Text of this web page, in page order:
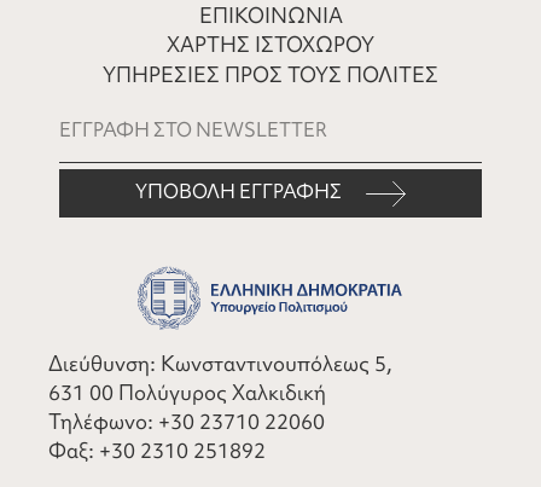
ΕΠΙΚΟΙΝΩΝΙΑ
ΧΑΡΤΗΣ ΙΣΤΟΧΩΡΟΥ
ΥΠΗΡΕΣΙΕΣ ΠΡΟΣ ΤΟΥΣ ΠΟΛΙΤΕΣ
ΥΠΟΒΟΛΗ ΕΓΓΡΑΦΗΣ
Διεύθυνση: Κωνσταντινουπόλεως 5,
631 00 Πολύγυρος Χαλκιδική
Τηλέφωνο: +30 23710 22060
Φαξ: +30 2310 251892